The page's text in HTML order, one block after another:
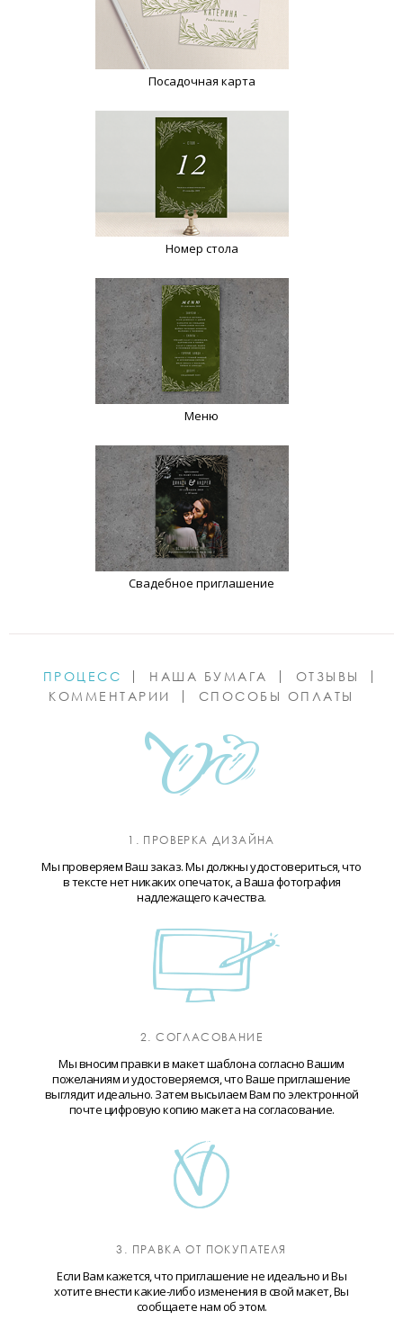
Посадочная карта
Номер стола
Меню
Свадебное приглашение
ПРОЦЕСС НАША БУМАГА
ОТЗЫВЫ
КОММЕНТАРИИ
СПОСОБЫ ОПЛАТЫ
1. ПРОВЕРКА ДИЗАЙНА
Мы проверяем Ваш заказ. Мы должны удостовериться, что
в тексте нет никаких опечаток, а Ваша фотография
надлежащего качества.
2. СОГЛАСОВАНИЕ
Мы вносим правки в макет шаблона согласно Вашим
пожеланиям и удостоверяемся, что Ваше приглашение
выглядит идеально. Затем высылаем Вам по электронной
почте цифровую копию макета на согласование.
3. ПРАВКА ОТ ПОКУПАТЕЛЯ
Если Вам кажется, что приглашение не идеально и Вы
хотите внести какие-либо изменения в свой макет, Вы
сообщаете нам об этом.